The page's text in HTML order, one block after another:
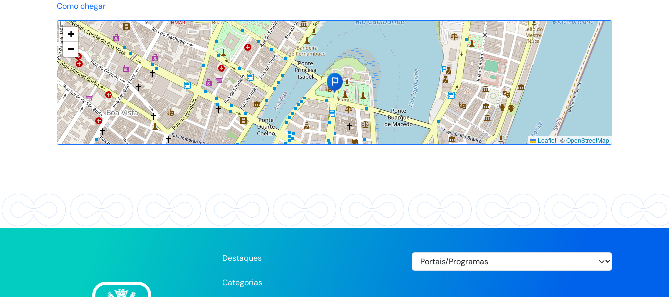
Como chegar
+
−
Leaflet | ©OpenStreetMap
Destaques
Categorias